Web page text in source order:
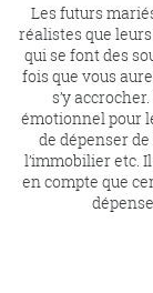
Les futurs
réalistes que
qui se font des
fois que vous
s’y
émotionnel pour
de dépenser
l’immobilier etc.
en compte que